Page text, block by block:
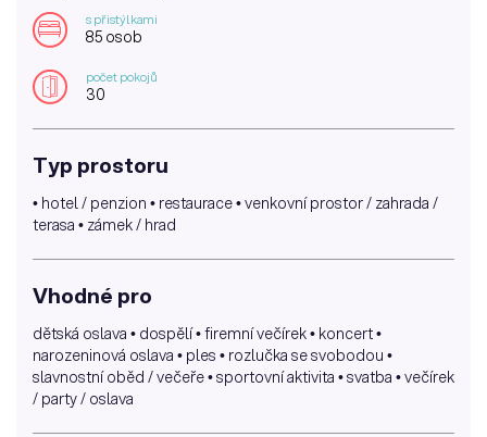
s přistýlkami
85 osob
počet pokojů
30
Typ prostoru
• hotel / penzion • restaurace • venkovní prostor / zahrada /
terasa • zámek / hrad
Vhodné pro
dětská oslava • dospělí • firemní večírek • koncert •
narozeninová oslava • ples • rozlučka se svobodou •
slavnostní oběd / večeře • sportovní aktivita • svatba • večírek
/ party / oslava